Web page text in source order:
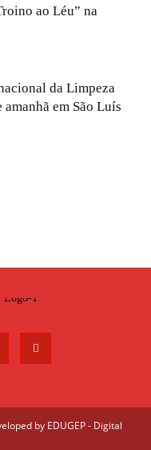
ao Léu” na
da Limpeza
em São Luís
by EDUGEP - Digital